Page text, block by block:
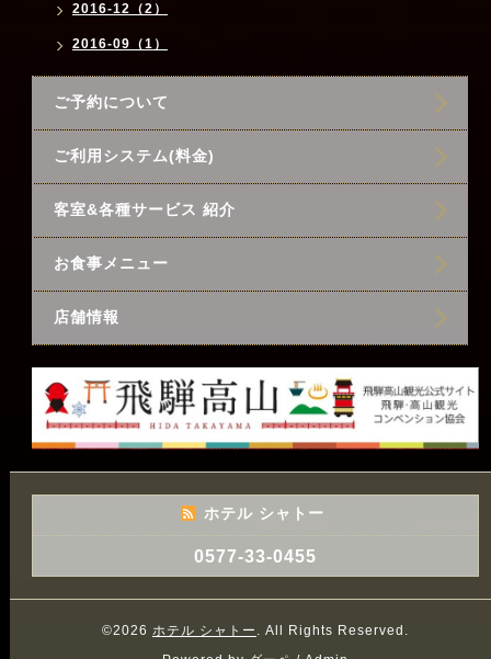
2016-12（2）
2016-09（1）
ご予約について
ご利用システム(料金)
客室&各種サービス 紹介
お食事メニュー
店舗情報
ホテル シャトー
0577-33-0455
©2026 ホテル シャトー . All Rights Reserved.